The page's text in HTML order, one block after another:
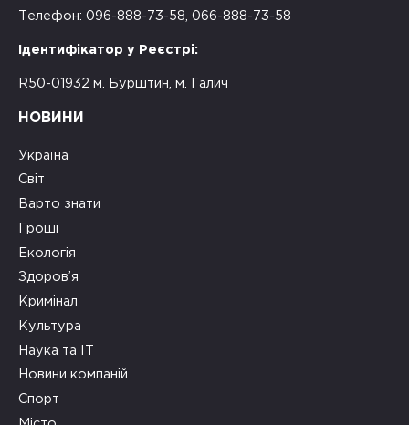
Телефон: 096-888-73-58, 066-888-73-58
Ідентифікатор у Реєстрі:
R50-01932 м. Бурштин, м. Галич
НОВИНИ
Україна
Світ
Варто знати
Гроші
Екологія
Здоров’я
Кримінал
Культура
Наука та ІТ
Новини компаній
Спорт